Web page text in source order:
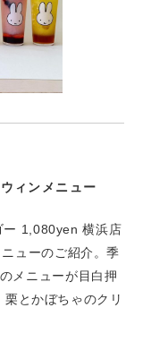
ィンメニュー
ー 1,080yen 横浜店
ューのご紹介。季
メニューが目白押
とかぼちゃのクリ